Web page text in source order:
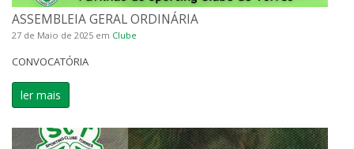
ASSEMBLEIA GERAL ORDINÁRIA
27 de Maio de 2025 em Clube
CONVOCATÓRIA
ler mais